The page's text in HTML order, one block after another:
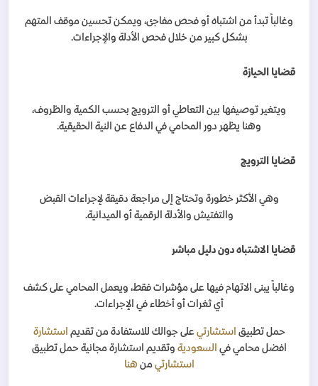
وغالباً تبدأ من اشتباه أو فحص مفاجئ، ويمكن تحسين موقف المتهم
بشكل كبير من خلال فحص الأدلة والإجراءات.
قضايا الحيازة
ويتغير توصيفها بين التعاطي أو الترويج بحسب الكمية والظروف،
وهنا يظهر دور المحامي في الدفاع عن النية الحقيقية.
قضايا الترويج
وهي الأكثر خطورة وتحتاج إلى مراجعة دقيقة لإجراءات القبض
والتفتيش والأدلة الرقمية أو الميدانية.
قضايا الاشتباه دون دليل مباشر
وغالباً يبنى الاتهام فيها على مؤشرات فقط، ويعمل المحامي على كشف
أي ثغرات أو أخطاء في الإجراءات.
حمل تطبيق استشارتيعلى جوالك للاستفادة من تقديم استشارة
افضل محامي في السعودية وتقديم استشارة مجانية حمل تطبيق
استشارتيمن هنا